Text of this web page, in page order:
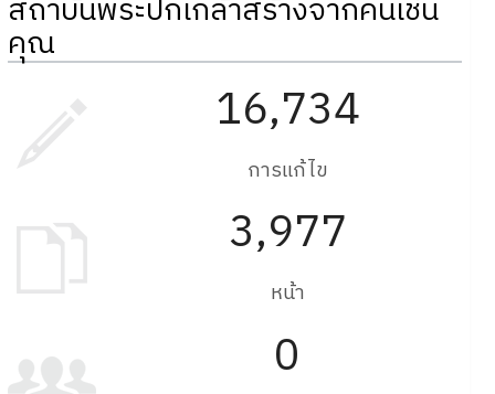
สถาบันพระปกเกล้าสร้างจากคนเช่น
คุณ
16,734
การแก้ไข
3,977
หน้า
0